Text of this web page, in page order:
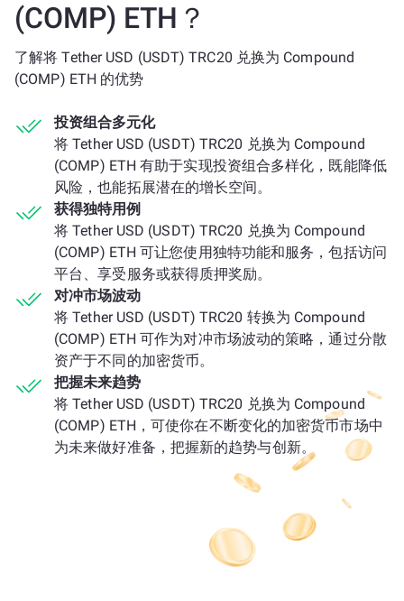
(COMP) ETH？
了解将 Tether USD (USDT) TRC20 兑换为 Compound
(COMP) ETH 的优势
投资组合多元化
将 Tether USD (USDT) TRC20 兑换为 Compound
(COMP) ETH 有助于实现投资组合多样化，既能降低
风险，也能拓展潜在的增长空间。
获得独特用例
将 Tether USD (USDT) TRC20 兑换为 Compound
(COMP) ETH 可让您使用独特功能和服务，包括访问
平台、享受服务或获得质押奖励。
对冲市场波动
将 Tether USD (USDT) TRC20 转换为 Compound
(COMP) ETH 可作为对冲市场波动的策略，通过分散
资产于不同的加密货币。
把握未来趋势
将 Tether USD (USDT) TRC20 兑换为 Compound
(COMP) ETH，可使你在不断变化的加密货币市场中
为未来做好准备，把握新的趋势与创新。